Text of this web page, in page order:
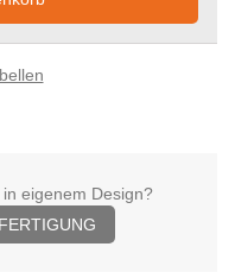
eigenem Design?